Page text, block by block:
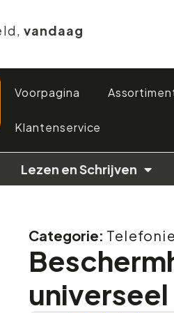
vandaag
Voorpagina
Klantenservice
Lezen en Schrijven
Categorie: Telefonie
universeel